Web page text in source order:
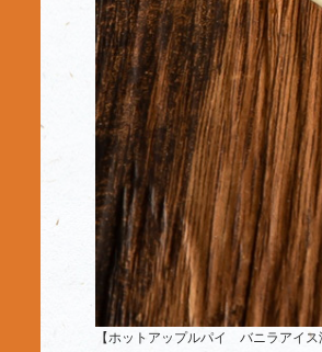
【ホットアップルパイ バニラアイ